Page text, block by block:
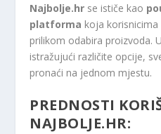
Najbolje.hr se ističe kao
platforma koja
prilikom odabira proizvoda.
istražujući različite opcije,
pronaći na jednom mjestu.
PREDNOSTI
NAJBOLJE.HR: